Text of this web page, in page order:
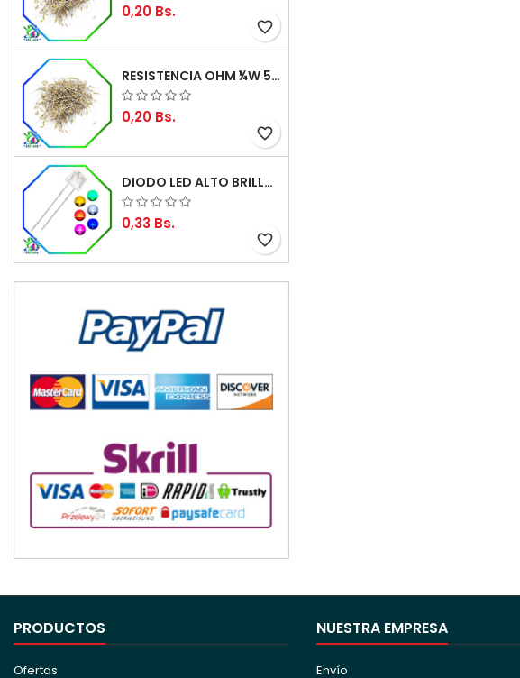
0,20 Bs.
favorite_border
RESISTENCIA OHM ¼W 5%
0,20 Bs.
favorite_border
DIODO LED ALTO BRILLO PANORÁMICO DE 5MM
0,33 Bs.
favorite_border
PRODUCTOS
Ofertas
NUESTRA EMPRESA
Envío